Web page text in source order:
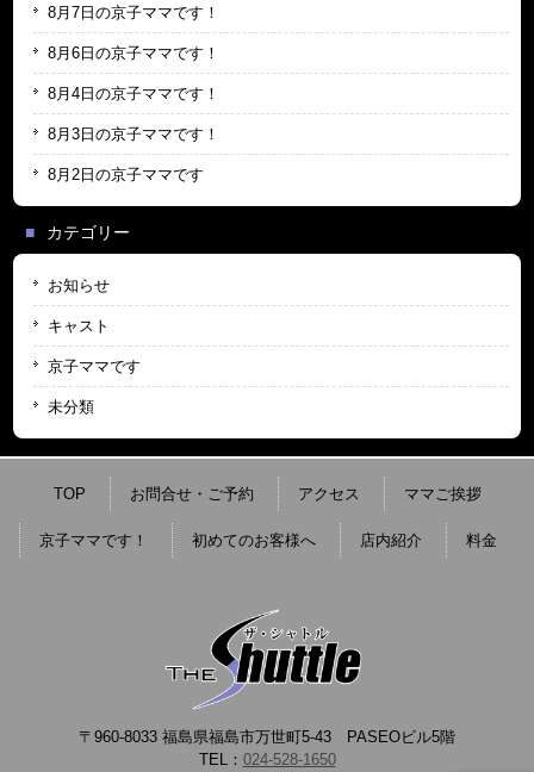
8月7日の京子ママです！
8月6日の京子ママです！
8月4日の京子ママです！
8月3日の京子ママです！
8月2日の京子ママです
カテゴリー
お知らせ
キャスト
京子ママです
未分類
TOP お問合せ・ご予約 アクセス ママご挨拶
京子ママです！ 初めてのお客様へ 店内紹介 料金
〒960-8033 福島県福島市万世町5-43 PASEOビル5階
TEL： 024-528-1650